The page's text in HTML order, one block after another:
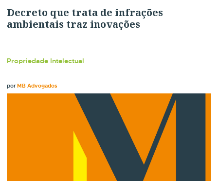
Decreto que trata de infrações
ambientais traz inovações
Propriedade Intelectual
porMB Advogados